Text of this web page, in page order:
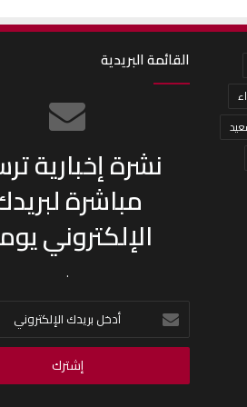
القائمة البريدية
نشرة إخبارية
مباشرة
الإلكتروني
.
أدخل
بريدك
الإلكتروني